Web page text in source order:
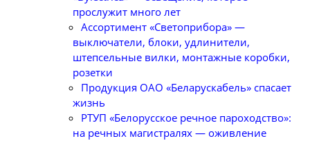
прослужит много лет
Ассортимент «Светоприбора» —
выключатели, блоки, удлинители,
штепсельные вилки, монтажные коробки,
розетки
Продукция ОАО «Беларускабель» спасает
жизнь
РТУП «Белорусское речное пароходство»:
на речных магистралях — оживление